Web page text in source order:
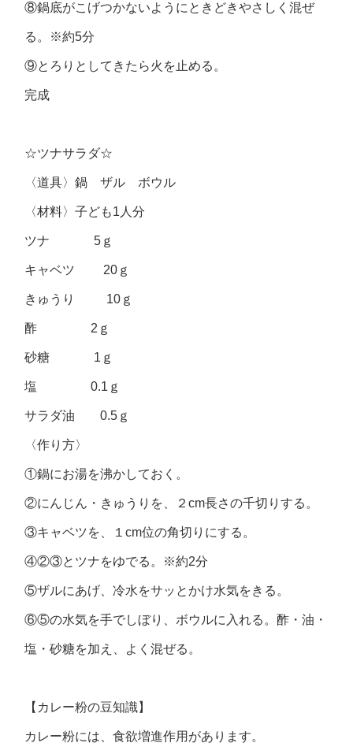
⑧鍋底がこげつかないようにときどきやさしく混ぜ
る。※約5分
⑨とろりとしてきたら火を止める。
完成
☆ツナサラダ☆
〈道具〉鍋 ザル ボウル
〈材料〉子ども1人分
ツナ 5ｇ
キャベツ 20ｇ
きゅうり 10ｇ
酢 2ｇ
砂糖 1ｇ
塩 0.1ｇ
サラダ油 0.5ｇ
〈作り方〉
①鍋にお湯を沸かしておく。
②にんじん・きゅうりを、２cm長さの千切りする。
③キャベツを、１cm位の角切りにする。
④②③とツナをゆでる。※約2分
⑤ザルにあげ、冷水をサッとかけ水気をきる。
⑥⑤の水気を手でしぼり、ボウルに入れる。酢・油・
塩・砂糖を加え、よく混ぜる。
【カレー粉の豆知識】
カレー粉には、食欲増進作用があります。